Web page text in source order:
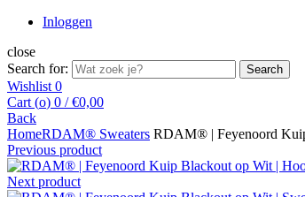
Inloggen
close
Search for:
Search
Wishlist 0
Cart (o) 0 / €0,00
Back
HomeRDAM® Sweaters RDAM® | Feyenoord
Previous product
Next product